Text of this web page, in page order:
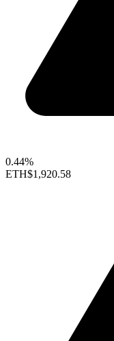
0.44%
ETH$1,920.58